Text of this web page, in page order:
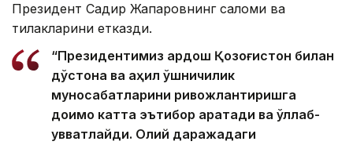
Президент Садир Жапаровнинг саломи ва
тилакларини етказди.
“Президентимиз қардош Қозоғистон билан
дўстона ва аҳил қўшничилик
муносабатларини ривожлантиришга
доимо катта эътибор қаратади ва қўллаб-
қувватлайди. Олий даражадаги